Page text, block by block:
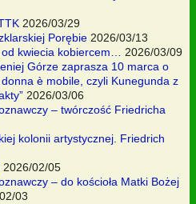
2026/03/29
Porębie 2026/03/13
od kwiecia kobiercem… 2026/03/09
Górze zaprasza 10 marca o
è mobile, czyli Kunegunda z
2026/03/06
– twórczość Friedricha
kolonii artystycznej. Friedrich
2026/02/05
– do kościoła Matki Bożej
03